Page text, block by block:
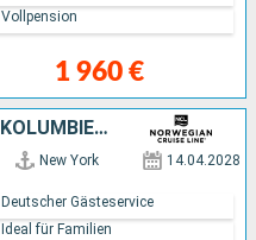
1 960 €
Vollpension
DOMINIKANISCHE REPUBLIK, KOLUMBIEN, PANAMA, PUERTO RICO, GUATEMALA, MEXIKO, VEREINIGTE STAATEN VON AMERIKA
New York 14.04.2028
Deutscher Gästeservice
Ideal für Familien